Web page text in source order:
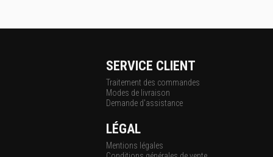
SERVICE CLIENT
Traitement des commandes
Modes de livraison
Demande d'assistance
LÉGAL
Mentions légales